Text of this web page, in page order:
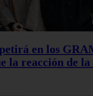
en los
la reacción de